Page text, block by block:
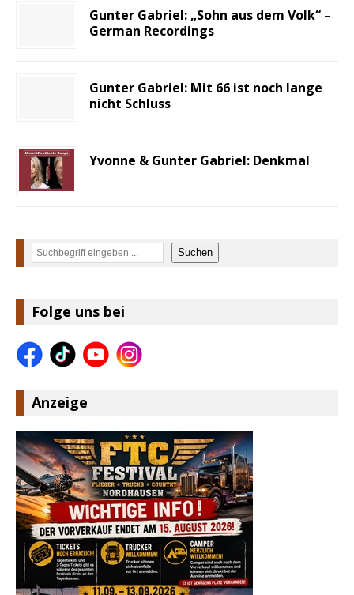
Gunter Gabriel: „Sohn aus dem Volk“ –
German Recordings
Gunter Gabriel: Mit 66 ist noch lange
nicht Schluss
Yvonne & Gunter Gabriel: Denkmal
Suchen Suchen
Folge uns bei
Anzeige